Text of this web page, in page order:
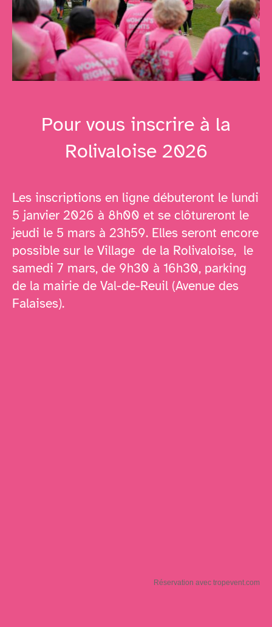
Pour vous inscrire à la
Rolivaloise 2026
Les inscriptions en ligne débuteront le lundi
5 janvier 2026 à 8h00 et se clôtureront le
jeudi le 5 mars à 23h59. Elles seront encore
possible sur le Village de la Rolivaloise, le
samedi 7 mars, de 9h30 à 16h30, parking
de la mairie de Val-de-Reuil (Avenue des
Falaises).
Réservation avec tropevent.com